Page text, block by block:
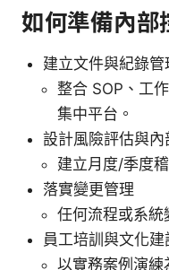
如何準備內部
建立文件與紀錄管
整合 SOP、工
集中平台。
設計風險評估與內
建立月度/季度
落實變更管理
任何流程或系統
員工培訓與文化建
以實務案例演練